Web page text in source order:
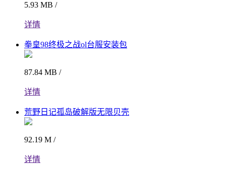
5.93 MB /
详情
拳皇98终极之战ol台服安装包
87.84 MB /
详情
荒野日记孤岛破解版无限贝壳
92.19 M /
详情